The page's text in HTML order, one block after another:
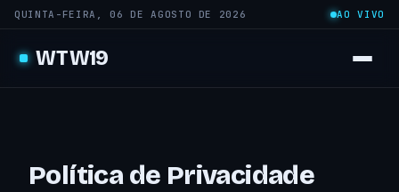
QUINTA-FEIRA, 06 DE AGOSTO DE 2026 AO VIVO
WTW19
Política de Privacidade